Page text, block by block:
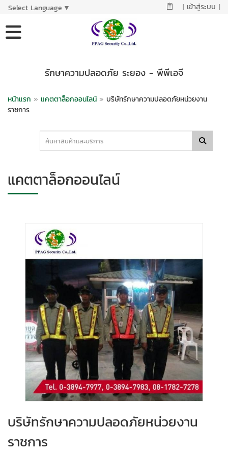
Select Language ▼ | เข้าสู่ระบบ |
รักษาความปลอดภัย ระยอง - พีพีเอจี
หน้าแรก » แคตตาล็อกออนไลน์ » บริษัทรักษาความปลอดภัยหน่วยงาน
ราชการ
แคตตาล็อกออนไลน์
บริษัทรักษาความปลอดภัยหน่วยงาน
ราชการ